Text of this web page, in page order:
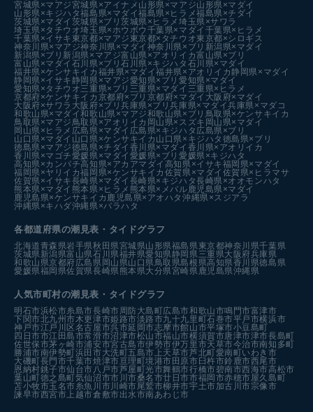
宮城県×マアジ宮城県×アイナメ 山形県×マアジ山形県×マダイ
山形県×キジハタ福島県×マダイ福島県×ヒラメ福島県×チダイ
茨城県×マダイ 茨城県×ブリ茨城県×ヒラメ埼玉県×サワラ
埼玉県×タチウオ埼玉県×ホウボウ 千葉県×マダイ 千葉県×ヒラメ
千葉県×イサキ 東京都×マアジ 東京都×タチウオ東京都×シロギス
神奈川県×マアジ神奈川県×マダイ 神奈川県×ブリ 新潟県×マダイ
新潟県×ブリ 新潟県×マアジ富山県×アオリイカ富山県×ブリ
富山県×マダイ 石川県×ブリ石川県×キジハタ 石川県×マダイ
福井県×ケンサキイカ 福井県×マダイ福井県×アオリイカ 静岡県×マダイ
静岡県×イサキ 静岡県×マアジ愛知県×ブリ愛知県×マダイ
愛知県×タチウオ三重県×ブリ 三重県×マダイ 三重県×ヒラメ
京都府×ケンサキイカ 京都府×ブリ 京都府×マダイ 大阪府×マダイ
大阪府×サワラ 大阪府×ブリ兵庫県×ブリ兵庫県×マダイ兵庫県×マダコ
和歌山県×マダイ和歌山県×マアジ和歌山県×ブリ 鳥取県×ケンサキイカ
鳥取県×マアジ鳥取県×アオリイカ 岡山県×スズキ 岡山県×マダイ
岡山県×ヒラメ 広島県×マダイ 広島県×キジハタ 広島県×ブリ
山口県×マダイ 山口県×ケンサキイカ 山口県×キジハタ 徳島県×ブリ
徳島県×マアジ徳島県×チダイ 香川県×マダイ 香川県×アオリイカ
香川県×マゴチ愛媛県×マダイ 愛媛県×ブリ愛媛県×キジハタ
高知県×カンパチ高知県×アカアマダイ 高知県×イサキ福岡県×マダイ
福岡県×ヤリイカ福岡県×ケンサキイカ 佐賀県×マダイ 佐賀県×ヒラマサ
佐賀県×イサキ長崎県×マダイ 長崎県×キジハタ長崎県×オオモンハタ
熊本県×マダイ 熊本県×ヒラメ 熊本県×メバル鹿児島県×マダイ
鹿児島県×ケンサキイカ 鹿児島県×アオハタ沖縄県×スジアラ
沖縄県×キハダ沖縄県×バラハタ
各都道府県の潮見表 ・タイドグラフ
北海道青森県岩手県秋田県宮城県山形県福島県東京都神奈川県千葉県
茨城県新潟県富山県石川県福井県愛知県静岡県三重県大阪府兵庫県
和歌山県京都府広島県 岡山県山口県鳥取県島根県高知県香川県徳島県
愛媛県福岡県佐賀県長崎県熊本県大分県宮崎県鹿児島県沖縄県
人気市町村の潮見表・タイドグラフ
明石市浜松市糸島市長崎市周防大島町広島市和歌山市鳴門市富津市
下関市北九州市木更津市姫路市淡路市九十九里町石巻市平戸市横浜市
神戸市江戸川区 名古屋市呉市延岡市志摩市館山市平塚市小豆島町
四日市市江田島市常滑市沼津市松山市福山市横須賀市唐津市津市長島町
佐世保市茅ヶ崎市浦安市宮古島市伊勢市伊万里市天草市今治市南知多町
勝浦市南伊勢町浜田市大洗町五島市 上天草市芦北町愛南町いわき市
大磯町長門市千葉市焼津市亘理町境港市 田原市 臼杵市鈴鹿市西尾市
恩納村銚子市仙台市八戸市芦屋町光市舞鶴市行橋市碧南市西海市高松市
葉山町徳之島町気仙沼市市川市桑名市廿日市市福岡市赤穂市屋久島町
苫小牧市玉名市糸魚川市川崎市尾鷲市柳井市宇土市加古川市宗像市
諫早市西宮市 上越市倉敷市出水市南あわじ市